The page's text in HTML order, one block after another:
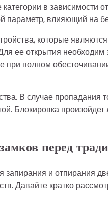
в зависимости
параметр, влияющий на
которые
ее открытия
при полном
В случае пропадания
Блокировка
перед
и отпирания
Давайте кратко